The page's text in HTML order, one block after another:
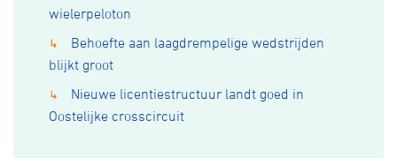
wielerpeloton
↳
Behoefte aan laagdrempelige wedstrijden
blijkt groot
↳
Nieuwe licentiestructuur landt goed in
Oostelijke crosscircuit